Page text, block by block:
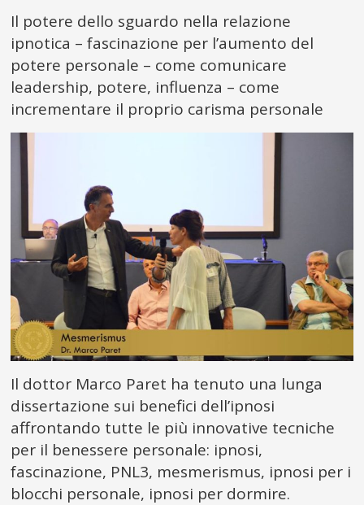
Il potere dello sguardo nella relazione
ipnotica – fascinazione per l’aumento del
potere personale – come comunicare
leadership, potere, influenza – come
incrementare il proprio carisma personale
Il dottor Marco Paret ha tenuto una lunga
dissertazione sui benefici dell’ipnosi
affrontando tutte le più innovative tecniche
per il benessere personale: ipnosi,
fascinazione, PNL3, mesmerismus, ipnosi per i
blocchi personale, ipnosi per dormire.